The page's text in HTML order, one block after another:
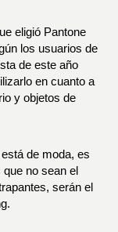
eligió Pantone
los usuarios de
de este año
en cuanto a
y objetos de
de moda, es
no sean el
serán el